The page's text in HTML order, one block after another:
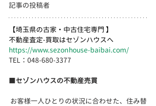
記事の投稿者
【埼玉県の古家・中古住宅専門 】
不動産査定-買取はセゾンハウスへ
https://www.sezonhouse-baibai.com/
TEL：048-680-3377
■セゾンハウスの不動産売買